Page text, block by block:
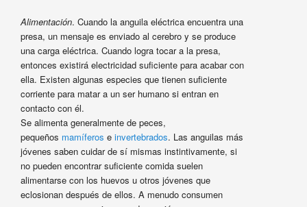
Alimentación. Cuando la anguila eléctrica encuentra una
presa, un mensaje es enviado al cerebro y se produce
una carga eléctrica. Cuando logra tocar a la presa,
entonces existirá electricidad suficiente para acabar con
ella. Existen algunas especies que tienen suficiente
corriente para matar a un ser humano si entran en
contacto con él.
Se alimenta generalmente de peces,
pequeños mamíferos e invertebrados. Las anguilas más
jóvenes saben cuidar de sí mismas instintivamente, si
no pueden encontrar suficiente comida suelen
alimentarse con los huevos u otros jóvenes que
eclosionan después de ellos. A menudo consumen